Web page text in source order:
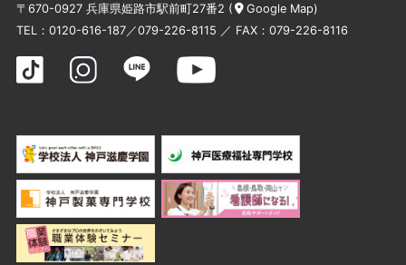
〒670-0927 兵庫県姫路市駅前町27番2 ( Google Map)
TEL： 0120-616-187／079-226-8115 ／ FAX：079-226-8116